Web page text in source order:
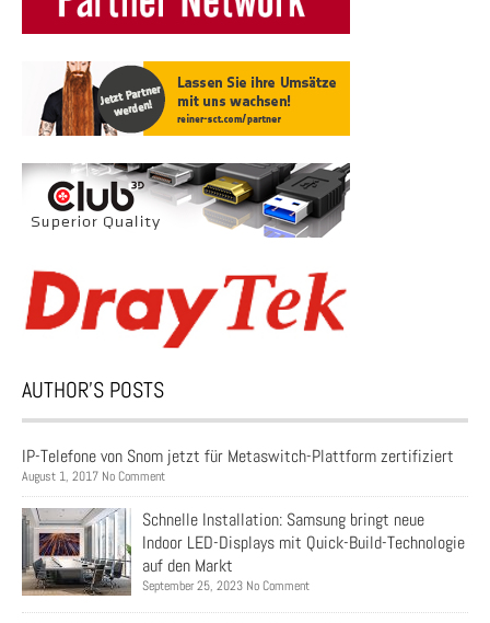
AUTHOR’S POSTS
IP-Telefone von Snom jetzt für Metaswitch-Plattform zertifiziert
August 1, 2017 No Comment
Schnelle Installation: Samsung bringt neue
Indoor LED-Displays mit Quick-Build-Technologie
auf den Markt
September 25, 2023 No Comment